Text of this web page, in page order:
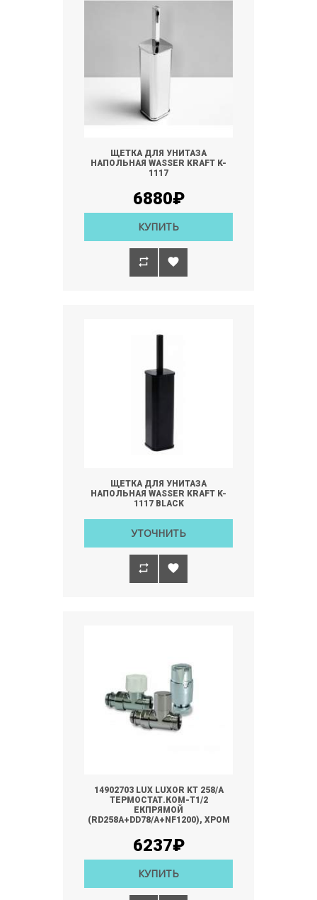
ЩЕТКА ДЛЯ УНИТАЗА
НАПОЛЬНАЯ WASSER KRAFT K-
1117
6880₽
КУПИТЬ
ЩЕТКА ДЛЯ УНИТАЗА
НАПОЛЬНАЯ WASSER KRAFT K-
1117 BLACK
УТОЧНИТЬ
14902703 LUX LUXOR KT 258/A
ТЕРМОСТАТ.КОМ-Т1/2
ЕКПРЯМОЙ
(RD258A+DD78/A+NF1200), ХРОМ
6237₽
КУПИТЬ